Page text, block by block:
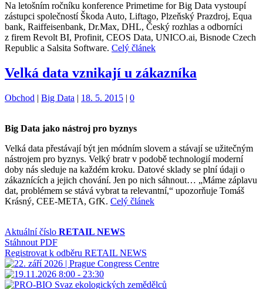
Na letošním ročníku konference Primetime for Big Data vystoupí
zástupci společností Škoda Auto, Liftago, Plzeňský Prazdroj, Equa
bank, Raiffeisenbank, Dr.Max, DHL, Český rozhlas a odborníci
z firem Revolt BI, Profinit, CEOS Data, UNICO.ai, Bisnode Czech
Republic a Salsita Software. Celý článek
Velká data vznikají u zákazníka
Kategorie:
Obchod | Štítky:
Big Data | 18. 5. 2015 | 0
Big Data jako nástroj pro byznys
Velká data přestávají být jen módním slovem a stávají se užitečným
nástrojem pro byznys. Velký bratr v podobě technologií moderní
doby nás sleduje na každém kroku. Datové sklady se plní údaji o
zákaznících a jejich chování. Jen po nich sáhnout… „Máme záplavu
dat, problémem se stává vybrat ta relevantní,“ upozorňuje Tomáš
Krásný, CEE-META, GfK. Celý článek
Aktuální číslo RETAIL NEWS
Stáhnout PDF
Registrovat k odběru RETAIL NEWS